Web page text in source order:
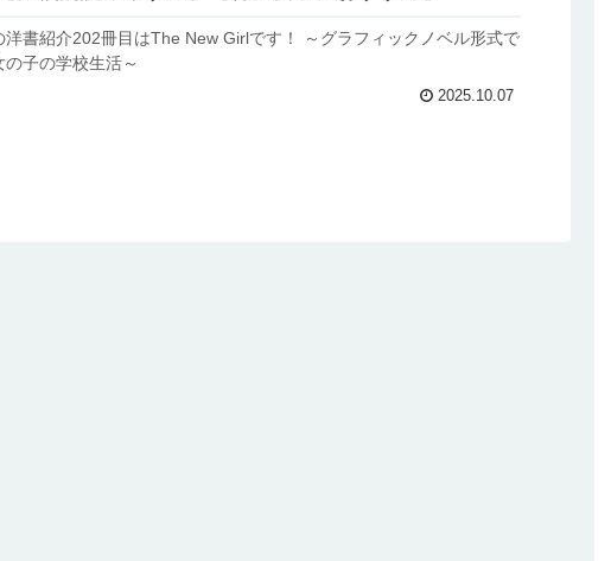
洋書紹介202冊目はThe New Girlです！ ～グラフィックノベル形式で
子の学校生活～
2025.10.07